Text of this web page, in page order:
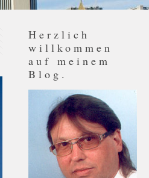
Herzlich
willkommen
auf meinem
Blog.